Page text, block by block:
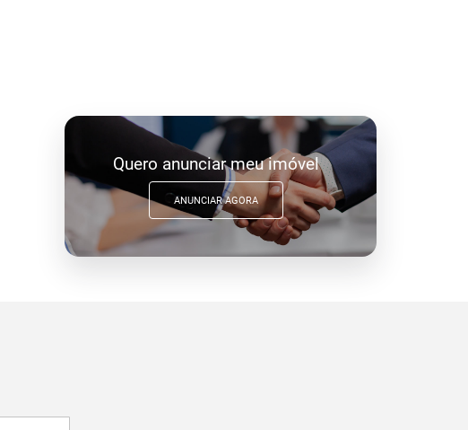
Quero anunciar meu imóvel
ANUNCIAR AGORA